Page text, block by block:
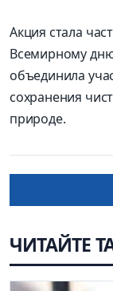
Акция стала
Всемирному
объединила
сохранения
природе.
ЧИТАЙТЕ